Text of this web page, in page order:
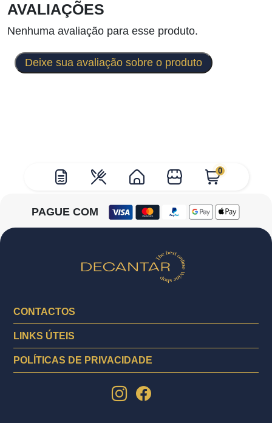
0
AVALIAÇÕES
Nenhuma avaliação para esse produto.
Deixe sua avaliação sobre o produto
PAGUE COM
CONTACTOS
LINKS ÚTEIS
POLÍTICAS DE PRIVACIDADE